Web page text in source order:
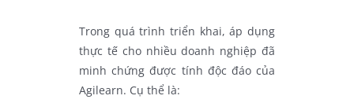
Trong quá trình triển khai, áp dụng
thực tế cho nhiều doanh nghiệp đã
minh chứng được tính độc đáo của
Agilearn. Cụ thể là: